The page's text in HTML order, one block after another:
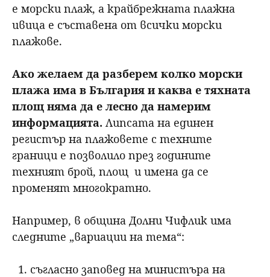
е морски плаж, а крайбрежната плажна
ивица е съставена от всички морски
плажове.
Ако желаем да разберем колко морски
плажа има в България и каква е тяхната
площ няма да е лесно да намерим
информацията. Липсата на единен
регистър на плажовете с техните
граници е позволило през годините
техният брой, площ и имена да се
променят многократно.
Например, в община Долни Чифлик има
следните „вариации на тема“:
съгласно заповед на министъра на